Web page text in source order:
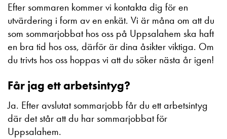
Efter sommaren kommer vi kontakta dig för en
utvärdering i form av en enkät. Vi är måna om att du
som sommarjobbat hos oss på Uppsalahem ska haft
en bra tid hos oss, därför är dina åsikter viktiga. Om
du trivts hos oss hoppas vi att du söker nästa år igen!
Får jag ett arbetsintyg?
Ja. Efter avslutat sommarjobb får du ett arbetsintyg
där det står att du har sommarjobbat för
Uppsalahem.